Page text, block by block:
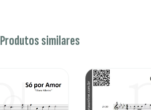
Produtos similares